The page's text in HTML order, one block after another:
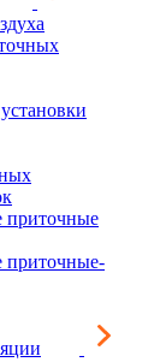
приточные
приточные-